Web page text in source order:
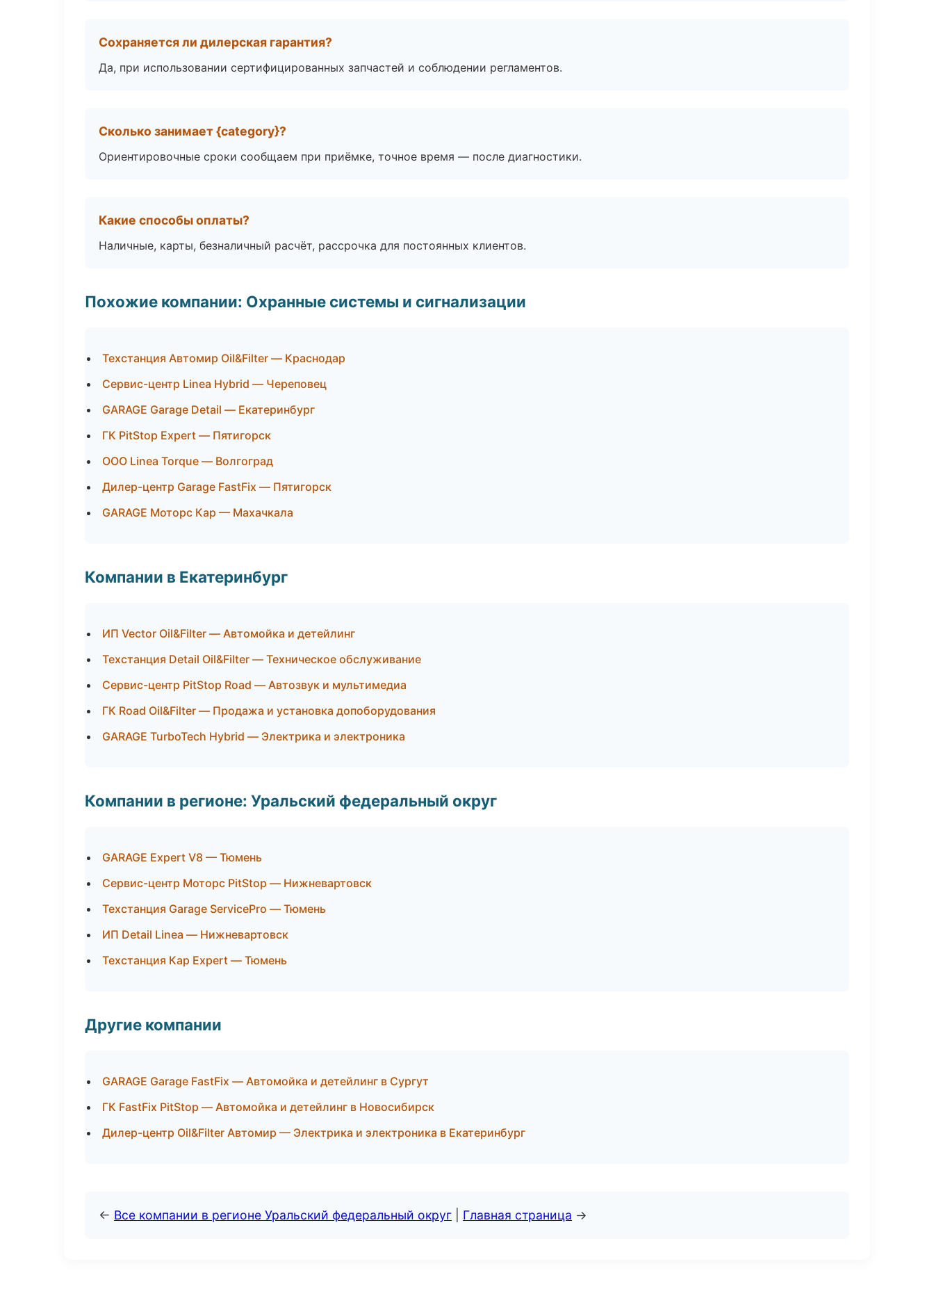
Сохраняется ли дилерская гарантия?
Да, при использовании сертифицированных запчастей и соблюдении регламентов.
Сколько занимает {category}?
Ориентировочные сроки сообщаем при приёмке, точное время — после диагностики.
Какие способы оплаты?
Наличные, карты, безналичный расчёт, рассрочка для постоянных клиентов.
Похожие компании: Охранные системы и сигнализации
Техстанция Автомир Oil&Filter — Краснодар
Сервис-центр Linea Hybrid — Череповец
GARAGE Garage Detail — Екатеринбург
ГК PitStop Expert — Пятигорск
ООО Linea Torque — Волгоград
Дилер-центр Garage FastFix — Пятигорск
GARAGE Моторс Кар — Махачкала
Компании в Екатеринбург
ИП Vector Oil&Filter — Автомойка и детейлинг
Техстанция Detail Oil&Filter — Техническое обслуживание
Сервис-центр PitStop Road — Автозвук и мультимедиа
ГК Road Oil&Filter — Продажа и установка допоборудования
GARAGE TurboTech Hybrid — Электрика и электроника
Компании в регионе: Уральский федеральный округ
GARAGE Expert V8 — Тюмень
Сервис-центр Моторс PitStop — Нижневартовск
Техстанция Garage ServicePro — Тюмень
ИП Detail Linea — Нижневартовск
Техстанция Кар Expert — Тюмень
Другие компании
GARAGE Garage FastFix — Автомойка и детейлинг в Сургут
ГК FastFix PitStop — Автомойка и детейлинг в Новосибирск
Дилер-центр Oil&Filter Автомир — Электрика и электроника в Екатеринбург
← Все компании в регионе Уральский федеральный округ Главная страница →